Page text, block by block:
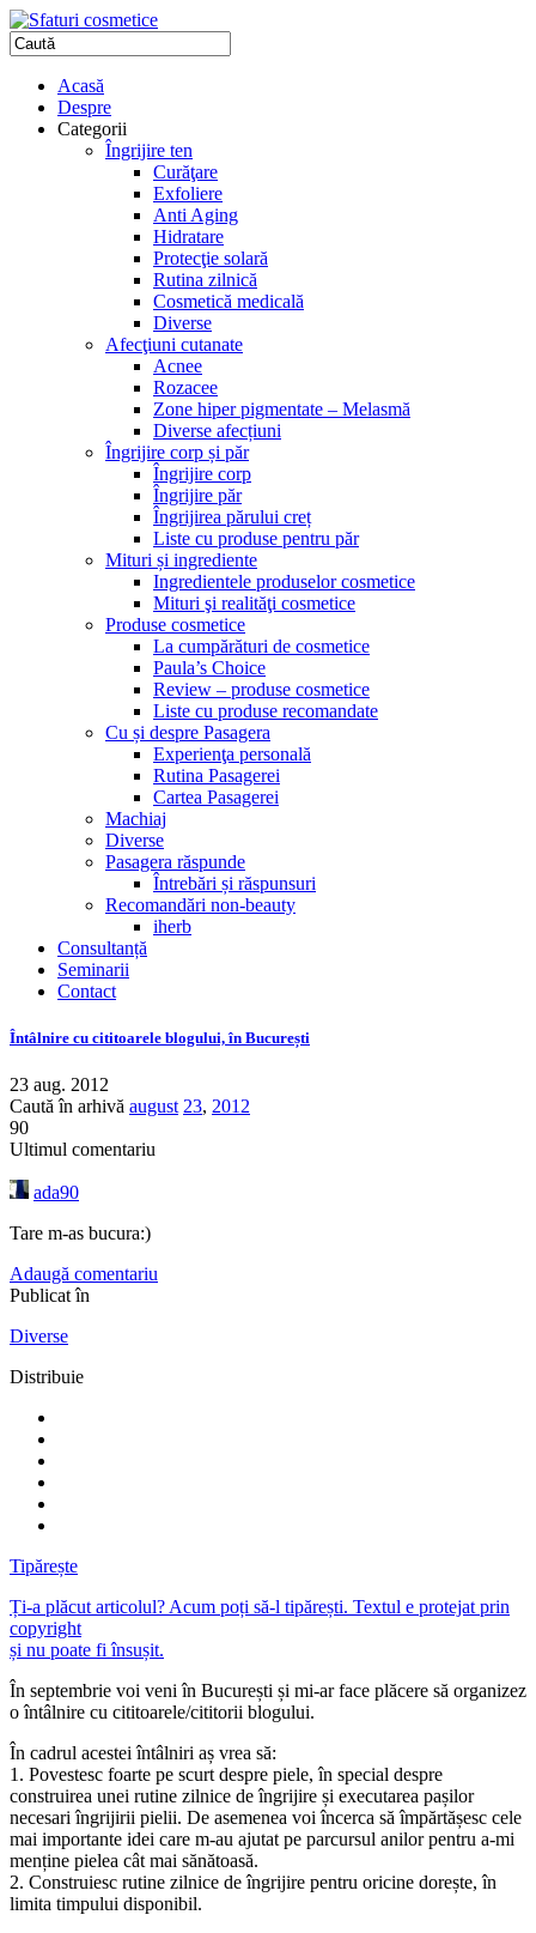
Acasă
Despre
Categorii
Îngrijire ten
Curăţare
Exfoliere
Anti Aging
Hidratare
Protecţie solară
Rutina zilnică
Cosmetică medicală
Diverse
Afecţiuni cutanate
Acnee
Rozacee
Zone hiper pigmentate – Melasmă
Diverse afecțiuni
Îngrijire corp și păr
Îngrijire corp
Îngrijire păr
Îngrijirea părului creț
Liste cu produse pentru păr
Mituri și ingrediente
Ingredientele produselor cosmetice
Mituri şi realităţi cosmetice
Produse cosmetice
La cumpărături de cosmetice
Paula’s Choice
Review – produse cosmetice
Liste cu produse recomandate
Cu și despre Pasagera
Experienţa personală
Rutina Pasagerei
Cartea Pasagerei
Machiaj
Diverse
Pasagera răspunde
Întrebări și răspunsuri
Recomandări non-beauty
iherb
Consultanță
Seminarii
Contact
Întâlnire cu cititoarele blogului, în București
23 aug. 2012
Caută în arhivă august 23, 2012
90
Ultimul comentariu
ada90
Tare m-as bucura:)
Adaugă comentariu
Publicat în
Diverse
Distribuie
Tipărește
Ți-a plăcut articolul? Acum poți să-l tipărești. Textul e protejat prin
copyright
și nu poate fi însușit.
În septembrie voi veni în București și mi-ar face plăcere să organizez
o întâlnire cu cititoarele/cititorii blogului.
În cadrul acestei întâlniri aș vrea să:
1. Povestesc foarte pe scurt despre piele, în special despre
construirea unei rutine zilnice de îngrijire și executarea pașilor
necesari îngrijirii pielii. De asemenea voi încerca să împărtășesc cele
mai importante idei care m-au ajutat pe parcursul anilor pentru a-mi
menține pielea cât mai sănătoasă.
2. Construiesc rutine zilnice de îngrijire pentru oricine dorește, în
limita timpului disponibil.